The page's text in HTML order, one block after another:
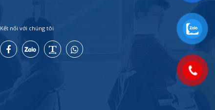
Kết nối với chúng tôi